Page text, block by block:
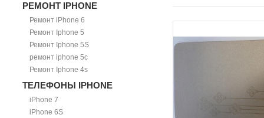
РЕМОНТ IPHONE
Ремонт iPhone 6
Ремонт Iphone 5
Ремонт Iphone 5S
ремонт iphone 5c
Ремонт Iphone 4s
ТЕЛЕФОНЫ IPHONE
iPhone 7
iPhone 6S